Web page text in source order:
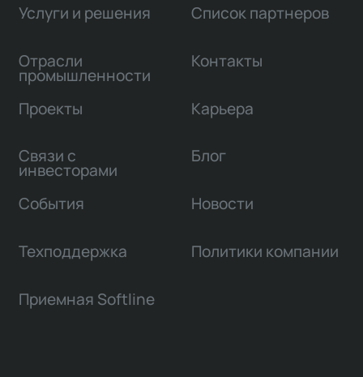
Услуги и решения
Отрасли
промышленности
Проекты
Связи с
инвесторами
Список партнеров
Контакты
Карьера
Блог
События Новости
Техподдержка Политики компании
Приемная Softline